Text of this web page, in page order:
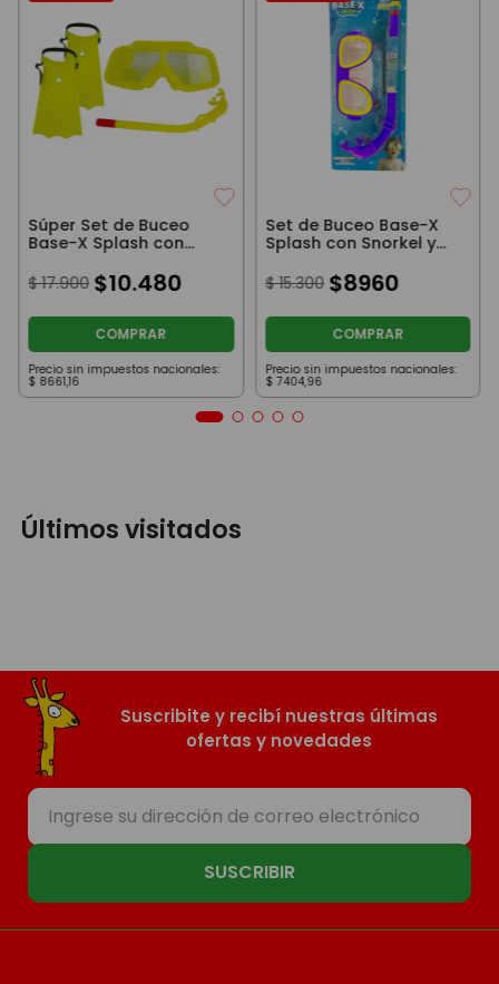
Súper Set de Buceo
Base-X Splash con
Patas de Rana, Snorkel
y Máscara Amarillo
$ 17.900 $10.480
COMPRAR
Precio sin impuestos nacionales:
$ 8661,16
Set de Buceo Base-X
Splash con Snorkel y
Máscara Azul
$ 15.300 $8960
COMPRAR
Precio sin impuestos nacionales:
$ 7404,96
Últimos visitados
Suscribite y recibí nuestras últimas
ofertas y novedades
SUSCRIBIR